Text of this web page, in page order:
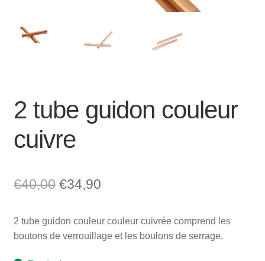
2 tube guidon couleur
cuivre
€40,00 Le
initial
€34,90Le
actuel
2 tube guidon couleur couleur cuivrée comprend les
boutons de verrouillage et les boulons de serrage.